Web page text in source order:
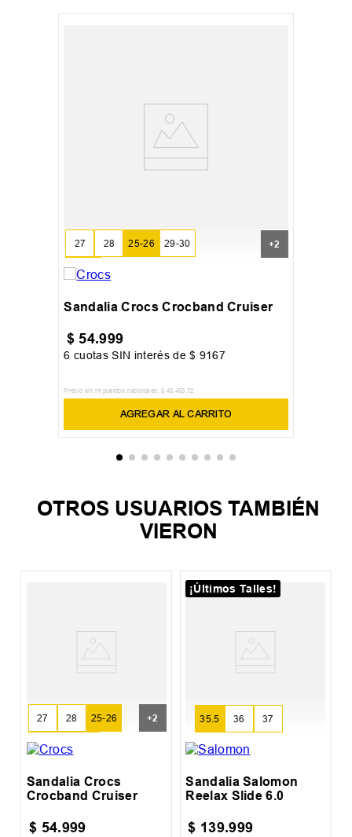
25-26
27 28 29-30
31-32
+2
Sandalia Crocs Crocband Cruiser
$ 54.999
6 cuotas SIN interés de$ 9167
Precio sin impuestos nacionales: $ 45 453 72
AGREGAR AL CARRITO
OTROS USUARIOS TAMBIÉN
VIERON
25-26
27 28
29-30 31-32
+2
Sandalia Crocs
Crocband Cruiser
$ 54.999
¡Últimos Talles!
35.5 36 37
Sandalia Salomon
Reelax Slide 6.0
$ 139.999